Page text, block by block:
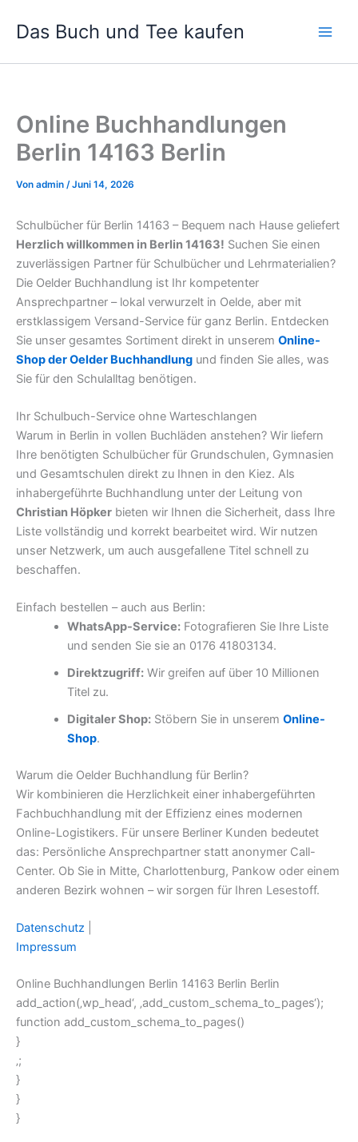
InhaltDas Buch und Tee kaufen
Online Buchhandlungen
Berlin 14163 Berlin
Von admin /Juni 14, 2026
Schulbücher für Berlin 14163 – Bequem nach Hause geliefert
Herzlich willkommen in Berlin 14163! Suchen Sie einen
zuverlässigen Partner für Schulbücher und Lehrmaterialien?
Die Oelder Buchhandlung ist Ihr kompetenter
Ansprechpartner – lokal verwurzelt in Oelde, aber mit
erstklassigem Versand-Service für ganz Berlin. Entdecken
Sie unser gesamtes Sortiment direkt in unserem Online-
Shop der Oelder Buchhandlung und finden Sie alles, was
Sie für den Schulalltag benötigen.
Ihr Schulbuch-Service ohne Warteschlangen
Warum in Berlin in vollen Buchläden anstehen? Wir liefern
Ihre benötigten Schulbücher für Grundschulen, Gymnasien
und Gesamtschulen direkt zu Ihnen in den Kiez. Als
inhabergeführte Buchhandlung unter der Leitung von
Christian Höpker bieten wir Ihnen die Sicherheit, dass Ihre
Liste vollständig und korrekt bearbeitet wird. Wir nutzen
unser Netzwerk, um auch ausgefallene Titel schnell zu
beschaffen.
Einfach bestellen – auch aus Berlin:
WhatsApp-Service:Fotografieren Sie Ihre Liste
und senden Sie sie an 0176 41803134.
Direktzugriff:Wir greifen auf über 10 Millionen
Titel zu.
Digitaler Shop:Stöbern Sie in unserem Online-
Shop.
Warum die Oelder Buchhandlung für Berlin?
Wir kombinieren die Herzlichkeit einer inhabergeführten
Fachbuchhandlung mit der Effizienz eines modernen
Online-Logistikers. Für unsere Berliner Kunden bedeutet
das: Persönliche Ansprechpartner statt anonymer Call-
Center. Ob Sie in Mitte, Charlottenburg, Pankow oder einem
anderen Bezirk wohnen – wir sorgen für Ihren Lesestoff.
Datenschutz
Impressum
Online Buchhandlungen Berlin 14163 Berlin Berlin
add_action(‚wp_head‘, ‚add_custom_schema_to_pages‘);
function add_custom_schema_to_pages()
}
‚;
}
}
}